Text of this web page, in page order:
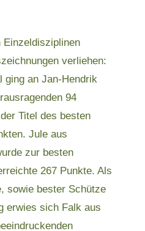
Einzeldisziplinen
verliehen:
ging an Jan-Hendrik
94
Titel des besten
Jule aus
zur besten
267 Punkte. Als
sowie bester Schütze
erwies sich Falk aus